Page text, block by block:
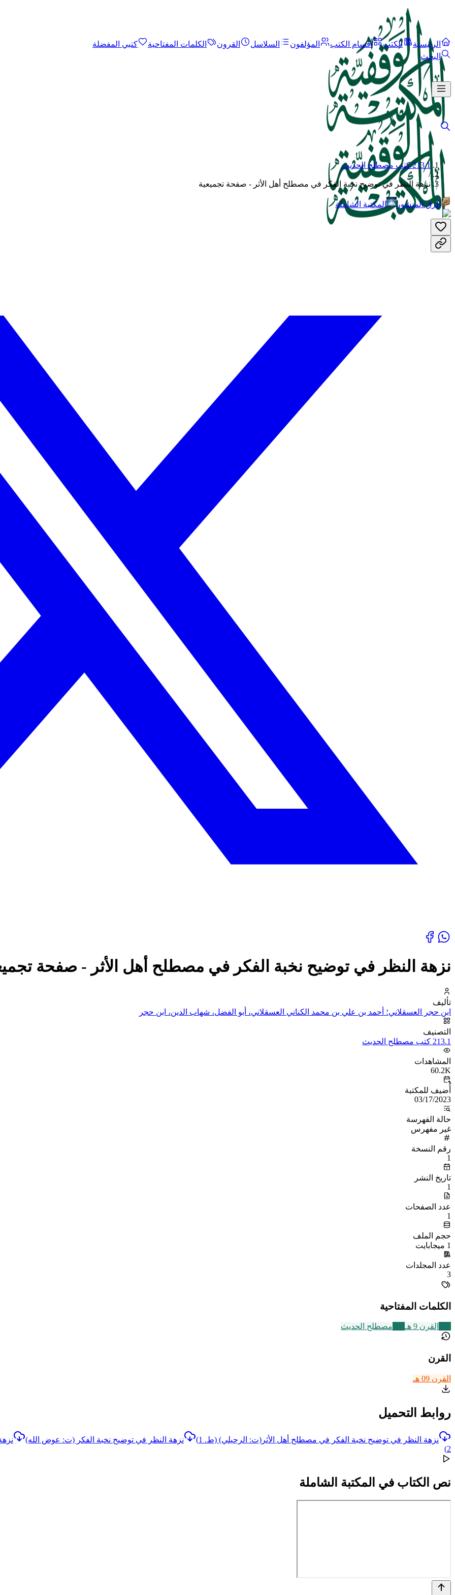
الرئيسية الكتب أقسام الكتب المؤلفون السلاسل القرون الكلمات المفتاحية
كتبي المفضلة
البحث
213.1 كتب مصطلح الحديث
/
نزهة النظر في توضيح نخبة الفكر في مصطلح أهل الأثر - صفحة تجميعية
الرق المنشور المكتبة الشاملة
نزهة النظر في توضيح نخبة الفكر في مصطلح أهل الأثر - صفحة
تأليف
ابن حجر العسقلاني؛ أحمد بن علي بن محمد الكناني العسقلاني، أبو الفضل، شهاب الدين، ابن حجر
التصنيف
213.1 كتب مصطلح الحديث
المشاهدات
60.2K
أُضيف للمكتبة
03/17/2023
حالة الفهرسة
غير مفهرس
رقم النسخة
1
تاريخ النشر
1
عدد الصفحات
1
حجم الملف
1 ميجابايت
عدد المجلدات
3
الكلمات المفتاحية
القرن 9 هـ مصطلح الحديث
القرن
القرن 09 هـ
روابط التحميل
نزهة النظر في توضيح نخبة الفكر في مصطلح أهل الأثر(ت: الرحيلي) (ط. 1) نزهة النظر في توضيح نخبة الفكر (ت: عوض الله)
2)
نص الكتاب في المكتبة الشاملة